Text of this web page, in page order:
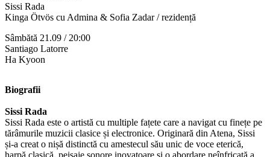
Sissi Rada
Kinga Ötvös cu Admina & Sofia Zadar / rezidență
Sâmbătă 21.09 / 20:00
Santiago Latorre
Ha Kyoon
Biografii
Sissi Rada
Sissi Rada este o artistă cu multiple fațete care a navigat cu finețe pe
tărâmurile muzicii clasice și electronice. Originară din Atena, Sissi
și-a creat o nișă distinctă cu amestecul său unic de voce eterică,
harpă clasică, peisaje sonore inovatoare și o abordare neînfricată a